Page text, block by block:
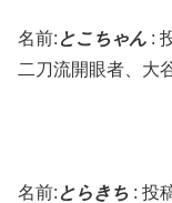
名前: とこちゃん :
二刀流開眼者、大
名前: とらきち : 投